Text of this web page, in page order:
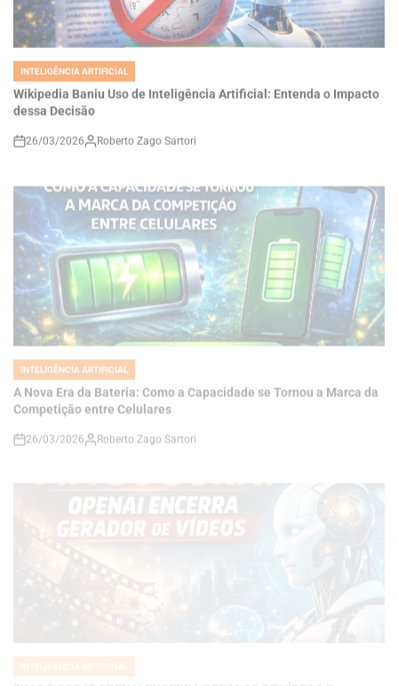
POSTED
IN
INTELIGÊNCIA ARTIFICIAL
Wikipedia Baniu Uso de Inteligência Artificial: Entenda o Impacto
dessa Decisão
on
26/03/2026 Roberto Zago Sartori
POSTED
INTELIGÊNCIA ARTIFICIAL
A Nova Era da Bateria: Como a Capacidade se Tornou a Marca da
Competição entre Celulares
on
26/03/2026 Roberto Zago Sartori
FIM DO SORA? OPENAI ENCERRA GERADOR DE VÍDEOS E
REDIRECIONA O FUTURO DA INTELIGÊNCIA ARTIFICIAL
on
24/03/2026 Roberto Zago Sartori